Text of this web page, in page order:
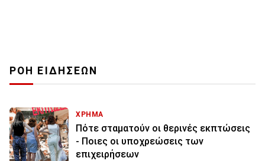
ΡΟΗ ΕΙΔΗΣΕΩΝ
ΧΡΗΜΑ
Πότε σταματούν οι θερινές εκπτώσεις
- Ποιες οι υποχρεώσεις των
επιχειρήσεων